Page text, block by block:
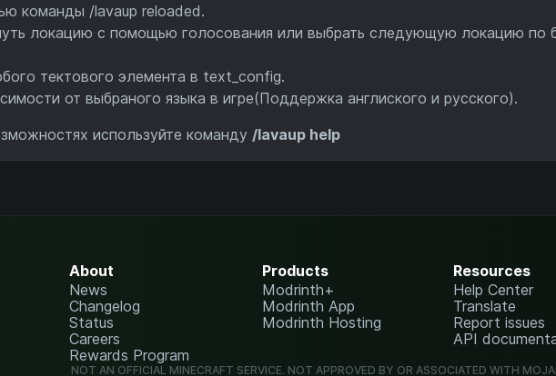
команды /lavaup reloaded.
локацию с помощью голосования или выбрать следующую локацию по
тектового элемента в text_config.
от выбраного языка в игре(Поддержка англиского и русского).
используйте команду /lavaup help
About
News
Changelog
Status
Careers
Rewards Program
Products
Modrinth+
Modrinth App
Modrinth Hosting
Resources
Help Center
Translate
Report issues
API
NOT AN OFFICIAL MINECRAFT SERVICE. NOT APPROVED BY OR ASSOCIATED WITH